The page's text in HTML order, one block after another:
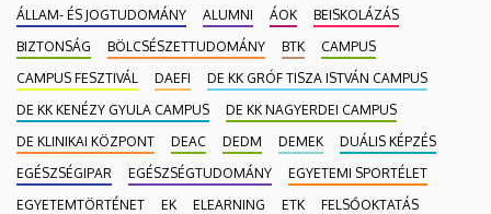
ÁLLAM- ÉS JOGTUDOMÁNY
ALUMNI ÁOK
BEISKOLÁZÁS
BIZTONSÁG
BÖLCSÉSZETTUDOMÁNY BTK
CAMPUS
CAMPUS FESZTIVÁL
DAEFI
DE KK GRÓF TISZA ISTVÁN CAMPUS
DE KK KENÉZY GYULA CAMPUS
DE KK NAGYERDEI CAMPUS
DE KLINIKAI KÖZPONT
DEAC DEDM DEMEK
DUÁLIS KÉPZÉS
EGÉSZSÉGIPAR
EGÉSZSÉGTUDOMÁNY
EGYETEMI SPORTÉLET
EGYETEMTÖRTÉNET
EK ELEARNING ETK
FELSŐOKTATÁS